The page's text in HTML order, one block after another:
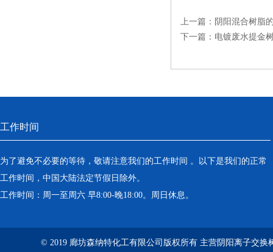
上一篇： 阴阳混合树脂
下一篇： 电镀废水提金
工作时间
为了避免不必要的等待，敬请注意我们的工作时间 。以下是我们的正常
工作时间，中国大陆法定节假日除外。
工作时间：周一至周六 早8:00-晚18:00。周日休息。
© 2019 廊坊森纳特化工有限公司版权所有 主营阴阳离子交换